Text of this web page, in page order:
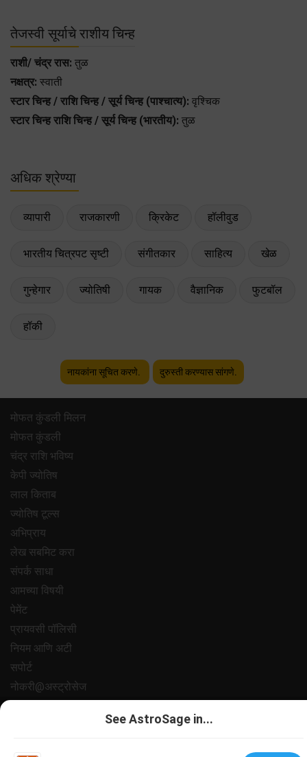
तेजस्वी सूर्याचे राशीय चिन्ह
राशी/ चंद्र रास: तुळ
नक्षत्र: स्वाती
स्टार चिन्ह / राशि चिन्ह / सूर्य चिन्ह (पाश्चात्य): वृश्चिक
स्टार चिन्ह राशि चिन्ह / सूर्य चिन्ह (भारतीय): तुळ
अधिक श्रेण्या
व्यापारी राजकारणी क्रिकेट हॉलीवुड
भारतीय चित्रपट सृष्टी संगीतकार साहित्य खेळ
गुन्हेगार ज्योतिषी गायक वैज्ञानिक फुटबॉल
हॉकी
नायकांना सूचित करणे. दुरुस्ती करण्यास सांगणे.
मोफत कुंडली मिलन
मोफत कुंडली
चंद्र राशि भविष्य
केपी ज्योतिष
लाल किताब
ज्योतिष टूल्स
अभिप्राय
लेख सबमिट करा
संपर्क साधा
आमच्या विषयी
पेमेंट
प्रायवसी पॉलिसी
नियम आणि अटी
सपोर्ट
नोकरी@अस्ट्रोसेज
All copyrights reserved 2025
AstroSage.com
See AstroSage in...